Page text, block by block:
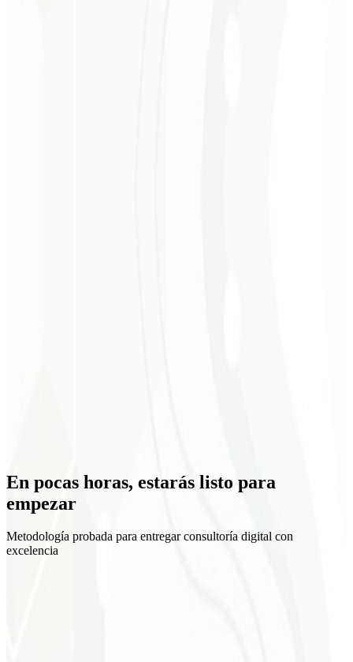
Equipo alineado
En pocas horas, estarás listo para
empezar
Metodología probada para entregar consultoría digital con
excelencia